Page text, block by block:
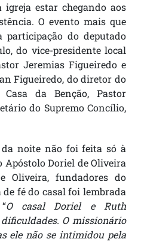
estar chegando aos
O evento mais que
participação do deputado
do vice-presidente local
Jeremias Figueiredo e
Figueiredo, do diretor do
da Benção, Pastor
do Supremo Concílio,
da noite não foi feita só à
Apóstolo Doriel de Oliveira
Oliveira, fundadores do
fé do casal foi lembrada
O casal Doriel e Ruth
O missionário
ele não se intimidou pela